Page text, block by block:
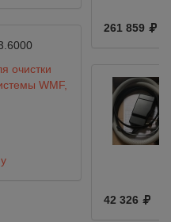
очистки
WMF,
261 859
42 326